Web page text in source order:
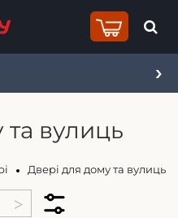
вулиць
Двері для дому та вулиць